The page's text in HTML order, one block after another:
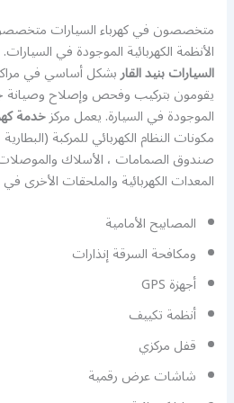
متخصصون في كهرباء السيارات
الأنظمة الكهربائية الموجودة في
السيارات بنيد القاربشكل أساسي في
يقومون بتركيب وفحص وإصلاح وصيانة
الموجودة في السيارة. يعمل مركزخدمة
مكونات النظام الكهربائي للمركبة
صندوق الصمامات ، الأسلاك
المعدات الكهربائية والملحقات الأخرى في
المصابيح الأمامية
ومكافحة السرقة إنذارات
أجهزة GPS
أنظمة تكييف
قفل مركزي
شاشات عرض رقمية